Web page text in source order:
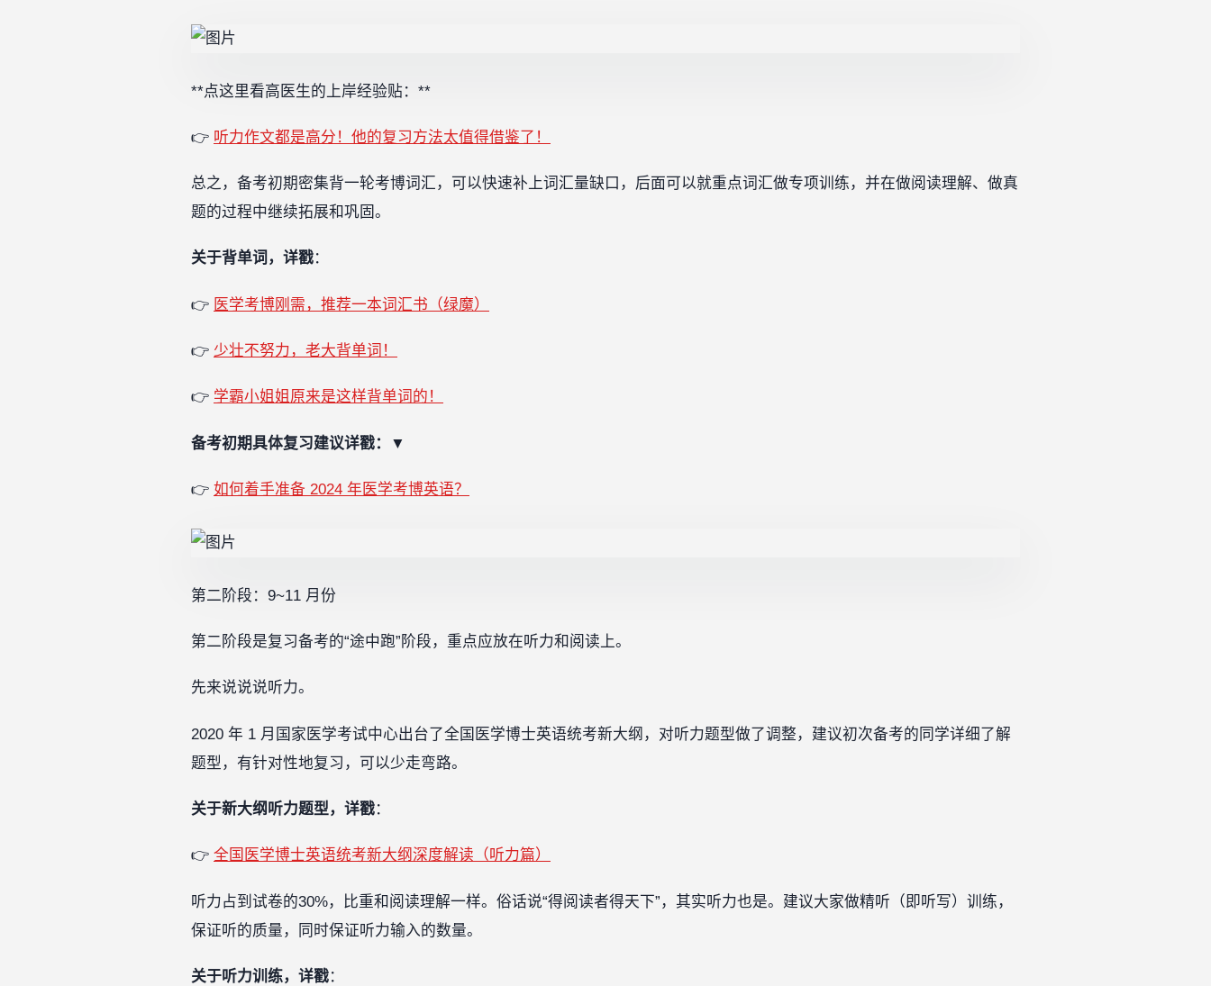
**点这里看高医生的上岸经验贴：**‍‍
👉 听力作文都是高分！他的复习方法太值得借鉴了！
总之，备考初期密集背一轮考博词汇，可以快速补上词汇量缺口，后面可以就重点词汇做专项训练，并在做阅读理解、做真
题的过程中继续拓展和巩固。
关于背单词，详戳：
👉 医学考博刚需，推荐一本词汇书 （绿魔）
👉 少壮不努力，老大背单词！
👉 学霸小姐姐原来是这样背单词的！
备考初期具体复习建议详戳： ▼
👉 如何着手准备 2024 年医学考博英语？
第二阶段：9~11 月份
第二阶段是复习备考的“途中跑”阶段，重点应放在听力和阅读上。
先来说说说听力。
2020 年 1 月国家医学考试中心出台了全国医学博士英语统考新大纲，对听力题型做了调整，建议初次备考的同学详细了解
题型，有针对性地复习，可以少走弯路。
关于新大纲听力题型，详戳：
👉 全国医学博士英语统考新大纲深度解读（听力篇）
听力占到试卷的30%，比重和阅读理解一样。俗话说“得阅读者得天下”，其实听力也是。建议大家做精听（即听写）训练，
保证听的质量，同时保证听力输入的数量。
关于听力训练，详戳：